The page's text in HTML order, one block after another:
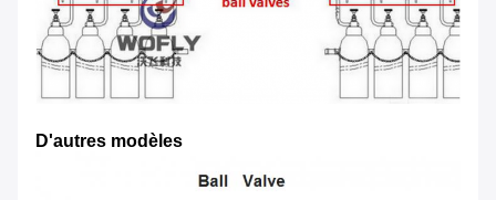
D'autres modèles